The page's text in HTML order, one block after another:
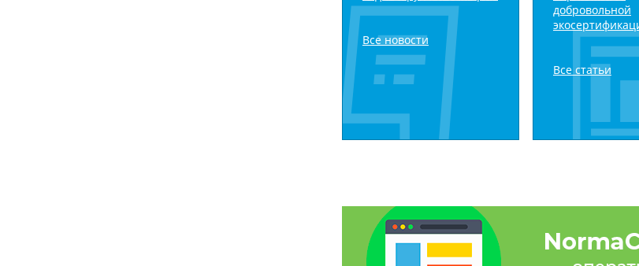
Все новости
добровольной
Все статьи